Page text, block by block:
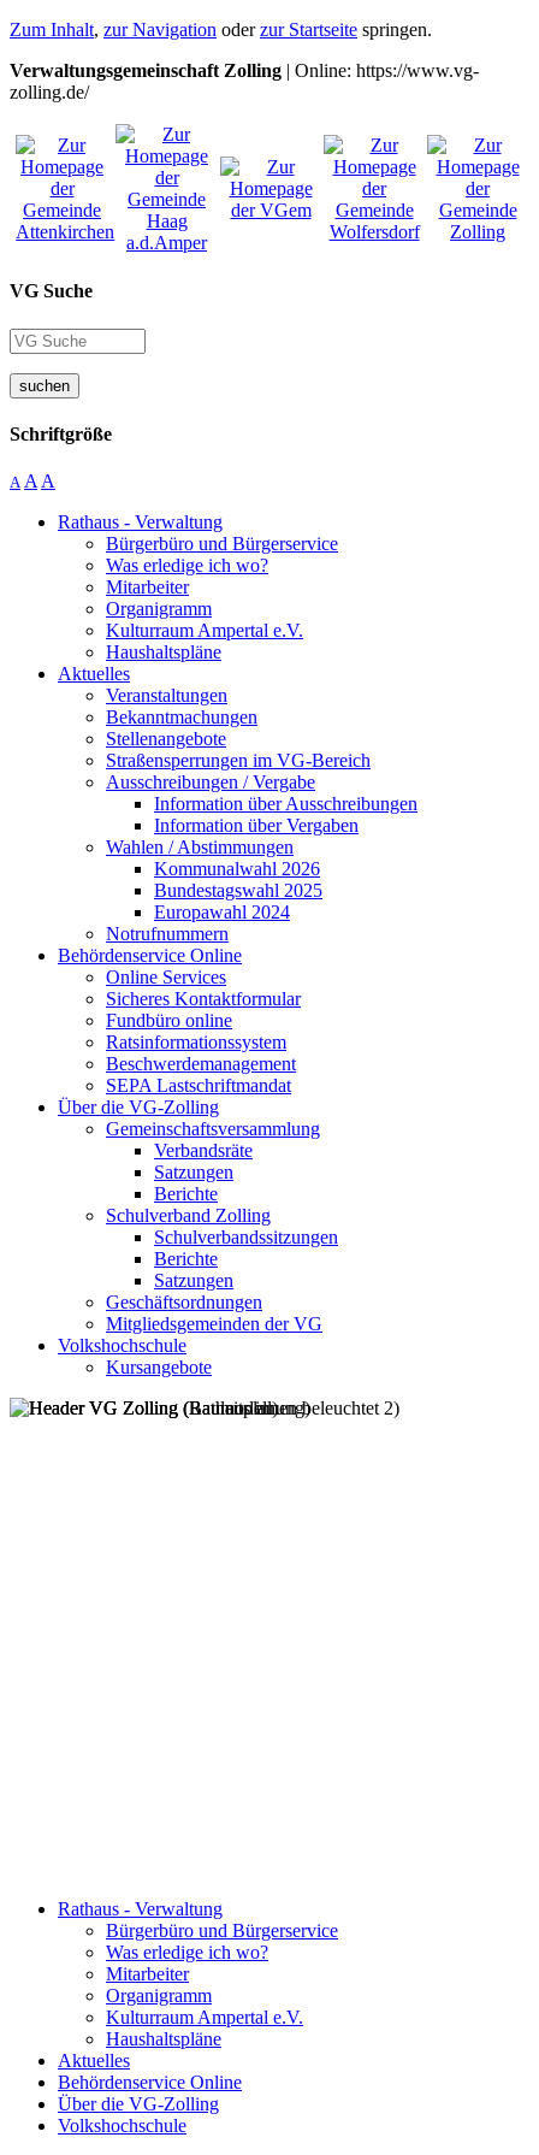
Zum Inhalt, zur Navigation oderzur Startseite springen.
Verwaltungsgemeinschaft Zolling | Online: https://www.vg-
zolling.de/
VG Suche
suchen
Schriftgröße
A A A
Rathaus - Verwaltung
Bürgerbüro und Bürgerservice
Was erledige ich wo?
Mitarbeiter
Organigramm
Kulturraum Ampertal e.V.
Haushaltspläne
Aktuelles
Veranstaltungen
Bekanntmachungen
Stellenangebote
Straßensperrungen im VG-Bereich
Ausschreibungen / Vergabe
Information über Ausschreibungen
Information über Vergaben
Wahlen / Abstimmungen
Kommunalwahl 2026
Bundestagswahl 2025
Europawahl 2024
Notrufnummern
Behördenservice Online
Online Services
Sicheres Kontaktformular
Fundbüro online
Ratsinformationssystem
Beschwerdemanagement
SEPA Lastschriftmandat
Über die VG-Zolling
Gemeinschaftsversammlung
Verbandsräte
Satzungen
Berichte
Schulverband Zolling
Schulverbandssitzungen
Berichte
Satzungen
Geschäftsordnungen
Mitgliedsgemeinden der VG
Volkshochschule
Kursangebote
Rathaus - Verwaltung
Bürgerbüro und Bürgerservice
Was erledige ich wo?
Mitarbeiter
Organigramm
Kulturraum Ampertal e.V.
Haushaltspläne
Aktuelles
Behördenservice Online
Über die VG-Zolling
Volkshochschule